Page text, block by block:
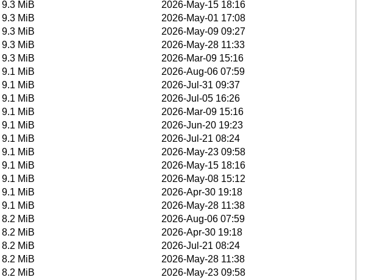
9.3 MiB
2026-May-15 18:16
9.3 MiB
2026-May-01 17:08
9.3 MiB
2026-May-09 09:27
9.3 MiB
2026-May-28 11:33
9.3 MiB
2026-Mar-09 15:16
9.1 MiB
2026-Aug-06 07:59
9.1 MiB
2026-Jul-31 09:37
9.1 MiB
2026-Jul-05 16:26
9.1 MiB
2026-Mar-09 15:16
9.1 MiB
2026-Jun-20 19:23
9.1 MiB
2026-Jul-21 08:24
9.1 MiB
2026-May-23 09:58
9.1 MiB
2026-May-15 18:16
9.1 MiB
2026-May-08 15:12
9.1 MiB
2026-Apr-30 19:18
9.1 MiB
2026-May-28 11:38
8.2 MiB
2026-Aug-06 07:59
8.2 MiB
2026-Apr-30 19:18
8.2 MiB
2026-Jul-21 08:24
8.2 MiB
2026-May-28 11:38
8.2 MiB
2026-May-23 09:58